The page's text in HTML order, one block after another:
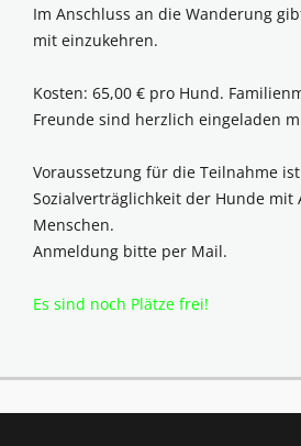
Im Anschluss an die Wanderung
mit einzukehren.
Kosten: 65,00 € pro Hund.
Freunde sind herzlich eingeladen
Voraussetzung für die Teilnahme
Sozialverträglichkeit der Hunde mit
Menschen.
Anmeldung bitte per Mail.
Es sind noch Plätze frei!